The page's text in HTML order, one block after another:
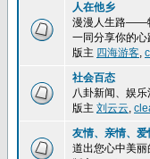
人在他乡
漫漫人生路——
一同分享你的心
版主 四海游客,
社会百态
八卦新闻、娱
版主 刘云云,
友情、亲情、
道出您心中美